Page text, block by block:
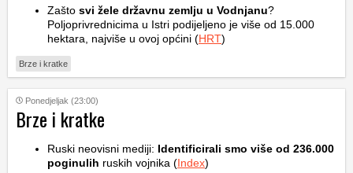
Zašto svi žele državnu zemlju u Vodnjanu?
Poljoprivrednicima u Istri podijeljeno je više od 15.000
hektara, najviše u ovoj općini (HRT)
Brze i kratke
Ponedjeljak (23:00)
Brze i kratke
Ruski neovisni mediji: Identificirali smo više od 236.000
poginulih ruskih vojnika (Index)